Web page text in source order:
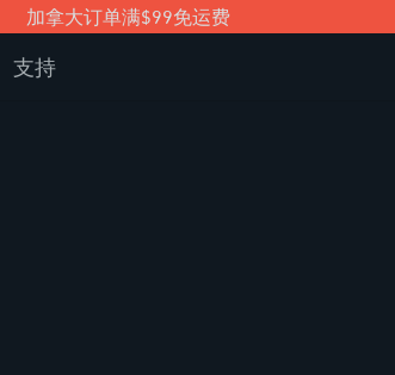
加拿大订单满$99免运费
支持